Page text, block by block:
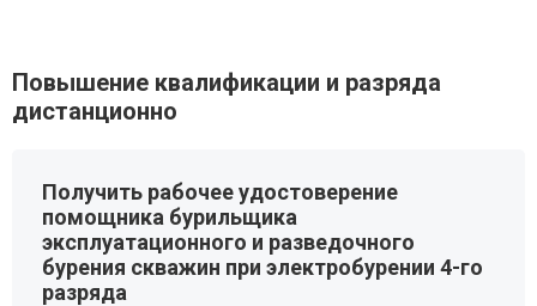
Повышение квалификации и разряда
дистанционно
Получить рабочее удостоверение
помощника бурильщика
эксплуатационного и разведочного
бурения скважин при электробурении 4-го
разряда